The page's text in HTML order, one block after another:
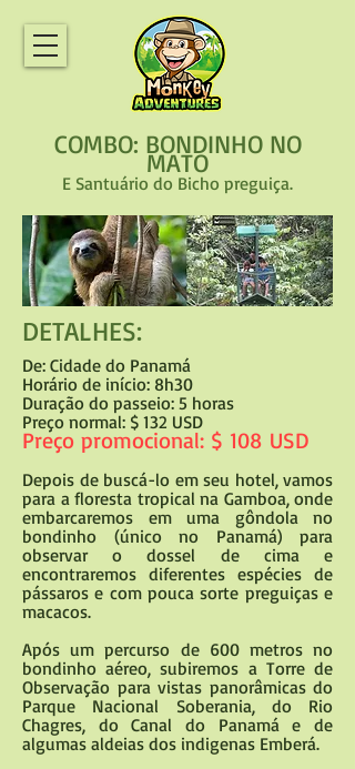
COMBO: BONDINHO NO
MATO
E Santuário do Bicho preguiça.
DETALHES:
De: Cidade do Panamá
Horário de início: 8h30
Duração do passeio: 5 horas
Preço normal: $ 132 USD
Preço promocional: $ 108 USD
Depois de buscá-lo em seu hotel, vamos
para a floresta tropical na Gamboa, onde
embarcaremos em uma gôndola no
bondinho (único no Panamá) para
observar o dossel de cima e
encontraremos diferentes espécies de
pássaros e com pouca sorte preguiças e
macacos.
Após um percurso de 600 metros no
bondinho aéreo, subiremos a Torre de
Observação para vistas panorâmicas do
Parque Nacional Soberania, do Rio
Chagres, do Canal do Panamá e de
algumas aldeias dos indigenas Emberá.